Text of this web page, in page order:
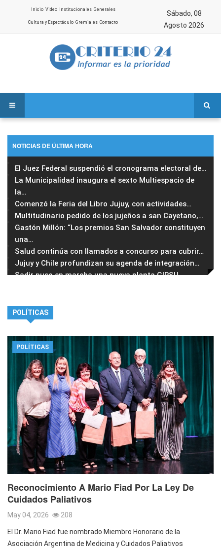
Inicio Video Institucionales Generales
Cultura y Espectáculo Gremiales Contacto
Sábado, 08
Agosto 2026
NOTICIAS DE ÚLTIMA HORA
El Juez Federal suspendió el cronograma electoral de…
La Municipalidad inaugura el sexto Multiespacio de
la…
Comenzó la Feria del Libro Jujuy, con actividades…
Multitudinario pedido de los jujeños a san Cayetano,…
Gastón Millón: “Los premios San Salvador constituyen
una…
Salud continúa con llamados a concurso para cubrir…
Jujuy y Chile profundizan su agenda de integración…
Sadir puso en marcha una nueva planta GIRSU…
POLÍTICAS
POLÍTICAS
Reconocimiento A Mario Fiad Por La Ley De
Cuidados Paliativos
May 04, 2026 208
El Dr. Mario Fiad fue nombrado Miembro Honorario de la
Asociación Argentina de Medicina y Cuidados Paliativos